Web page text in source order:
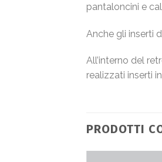
pantaloncini e
Anche gli inserti
All’interno del
realizzati inserti
PRODOTTI